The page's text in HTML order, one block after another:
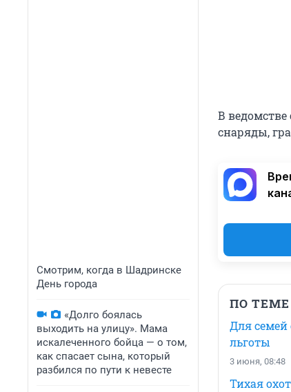
Смотрим, когда в Шадринске
День города
«Долго боялась
выходить на улицу». Мама
искалеченного бойца — о том,
как спасает сына, который
разбился по пути к невесте
В
снаряды,
ПО ТЕМЕ
Для семей
льготы
3 июня, 08:48
Тихая